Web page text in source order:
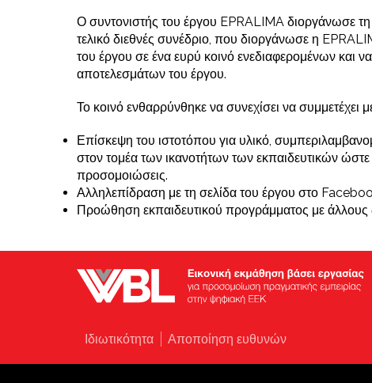
Ο συντονιστής του έργου EPRALIMA διοργάνωσε
τελικό διεθνές συνέδριο, που διοργάνωσε η
του έργου σε ένα ευρύ κοινό ενεδιαφερομένων και
αποτελεσμάτων του έργου.
Το κοινό ενθαρρύνθηκε να συνεχίσει να συμμετέχει
Επίσκεψη του ιστοτόπου για υλικό,
στον τομέα των ικανοτήτων των εκπαιδευτικών
προσομοιώσεις.
Αλληλεπίδραση με τη σελίδα του έργου στο
Προώθηση εκπαιδευτικού προγράμματος με
Footer
Ιδιωτικότητα Αποποίηση ευθυνών